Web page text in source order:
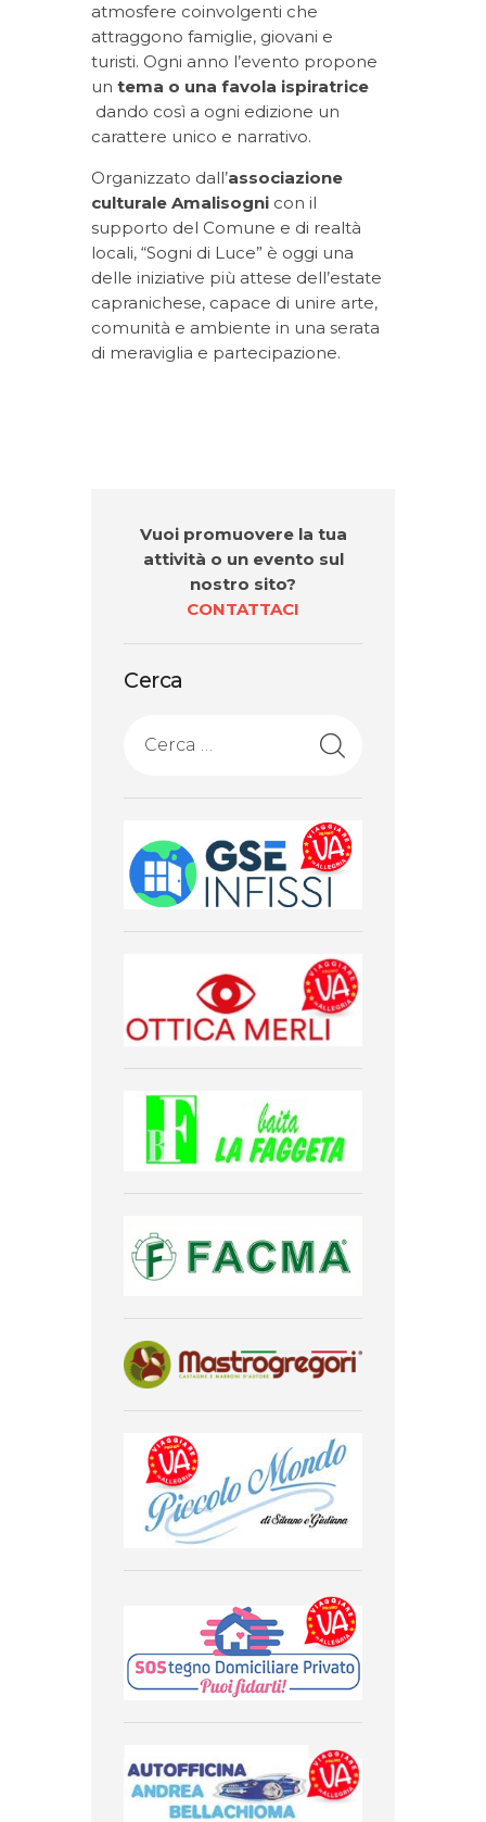
atmosfere coinvolgenti che
attraggono famiglie, giovani e
turisti. Ogni anno l’evento propone
un tema o una favola ispiratrice
dando così a ogni edizione un
carattere unico e narrativo.
Organizzato dall’associazione
culturale Amalisogni con il
supporto del Comune e di realtà
locali, “Sogni di Luce” è oggi una
delle iniziative più attese dell’estate
capranichese, capace di unire arte,
comunità e ambiente in una serata
di meraviglia e partecipazione.
Vuoi promuovere la tua
attività o un evento sul
nostro sito?
CONTATTACI
Cerca